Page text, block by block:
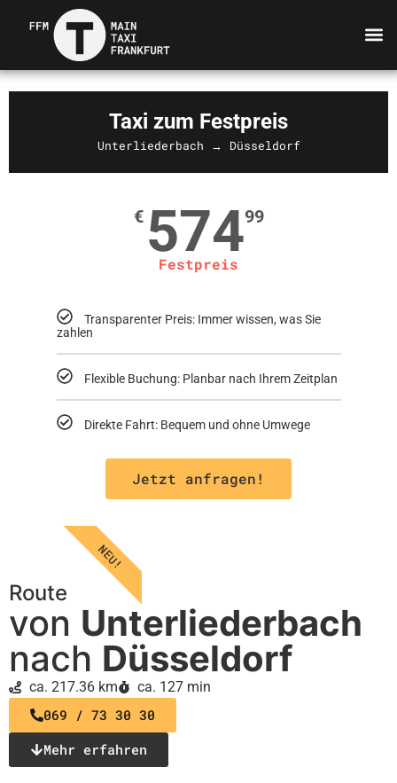
Route
von Unterliederbach
nach Düsseldorf
ca. 217.36 km ca. 127 min
069 / 73 30 30
Mehr erfahren
Taxi zum Festpreis
Unterliederbach → Düsseldorf
€ 57499
Festpreis
Transparenter Preis: Immer wissen, was Sie
zahlen
Flexible Buchung: Planbar nach Ihrem Zeitplan
Direkte Fahrt: Bequem und ohne Umwege
Jetzt anfragen!
NEU!